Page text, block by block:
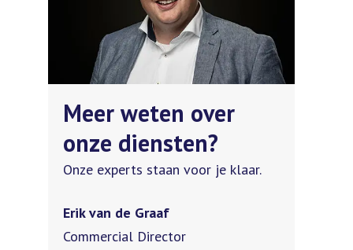
Meer weten over
onze diensten?
Onze experts staan voor je klaar.
Erik van de Graaf
Commercial Director